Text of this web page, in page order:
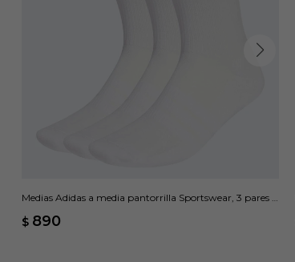
Medias Adidas a media pantorrilla Sportswear, 3 pares -
$ 890